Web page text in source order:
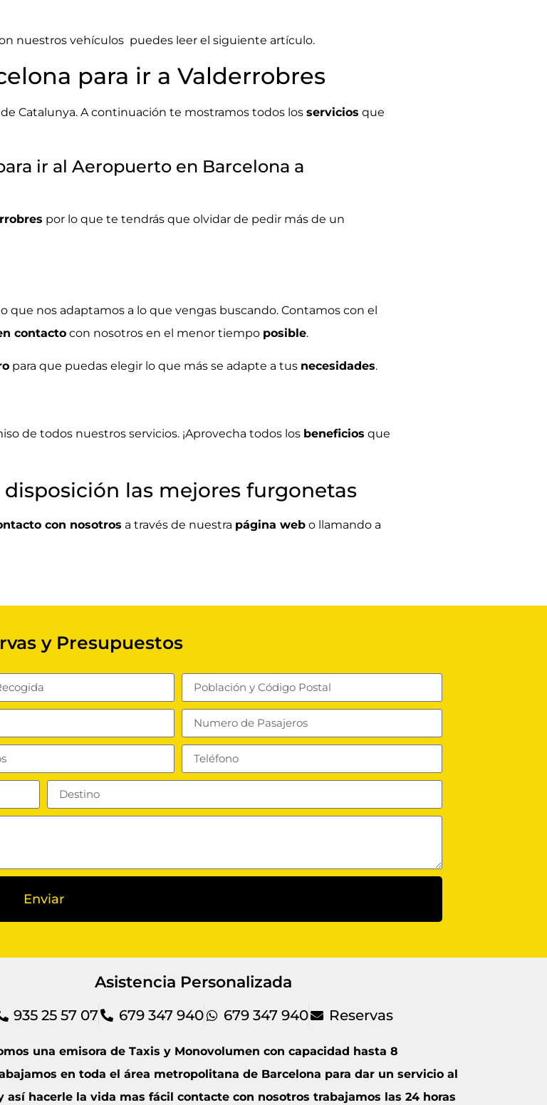
nuestros vehículos puedes leer el siguiente artículo.
para ir a Valderrobres
Catalunya. A continuación te mostramos todos los servicios que
ir al Aeropuerto en Barcelona a
por lo que te tendrás que olvidar de pedir más de un
que nos adaptamos a lo que vengas buscando. Contamos con el
contacto con nosotros en el menor tiempo posible.
para que puedas elegir lo que más se adapte a tus necesidades.
de todos nuestros servicios. ¡Aprovecha todos los beneficios que
las mejores furgonetas
con nosotros a través de nuestra página web o llamando a
y Presupuestos
Enviar
Asistencia Personalizada
935 25 57 07 679 347 940 679 347 940 Reservas
una emisora de Taxis y Monovolumen con capacidad hasta 8
en toda el área metropolitana de Barcelona para dar un servicio al
así hacerle la vida mas fácil contacte con nosotros trabajamos las 24 horas